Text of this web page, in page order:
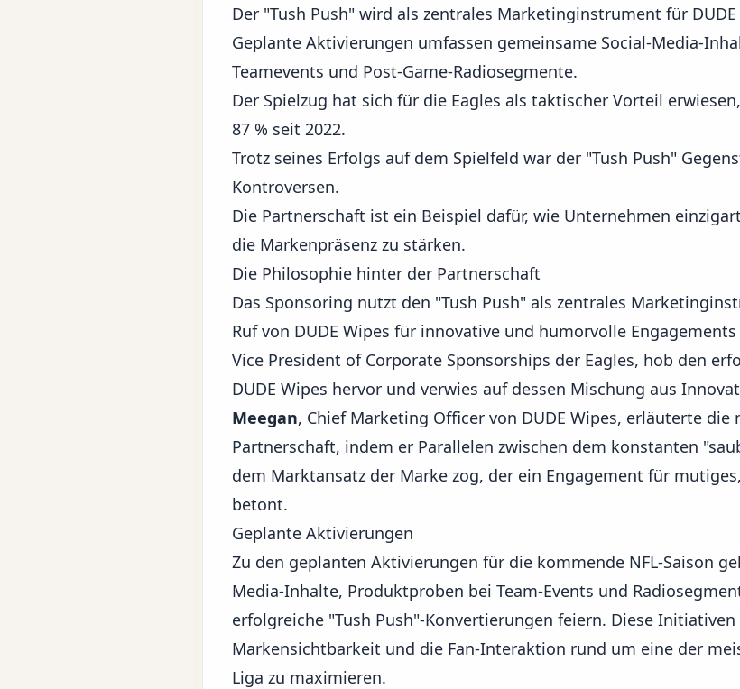
Der "Tush Push" wird als zentrales Marketinginstrument für
Geplante Aktivierungen umfassen gemeinsame Social-Media-
Teamevents und Post-Game-Radiosegmente.
Der Spielzug hat sich für die Eagles als taktischer Vorteil
87 % seit 2022.
Trotz seines Erfolgs auf dem Spielfeld war der "Tush Push"
Kontroversen.
Die Partnerschaft ist ein Beispiel dafür, wie Unternehmen
die Markenpräsenz zu stärken.
Die Philosophie hinter der Partnerschaft
Das Sponsoring nutzt den "Tush Push" als zentrales
Ruf von DUDE Wipes für innovative und humorvolle
Vice President of Corporate Sponsorships der Eagles, hob den
DUDE Wipes hervor und verwies auf dessen Mischung aus
Meegan, Chief Marketing Officer von DUDE Wipes, erläuterte die
Partnerschaft, indem er Parallelen zwischen dem konstanten
dem Marktansatz der Marke zog, der ein Engagement für
betont.
Geplante Aktivierungen
Zu den geplanten Aktivierungen für die kommende NFL-Saison
Media-Inhalte, Produktproben bei Team-Events und
erfolgreiche "Tush Push"-Konvertierungen feiern. Diese
Markensichtbarkeit und die Fan-Interaktion rund um eine der
Liga zu maximieren.